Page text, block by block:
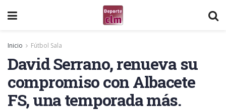
Inicio Fútbol Sala
David Serrano, renueva su
compromiso con Albacete
FS, una temporada más.